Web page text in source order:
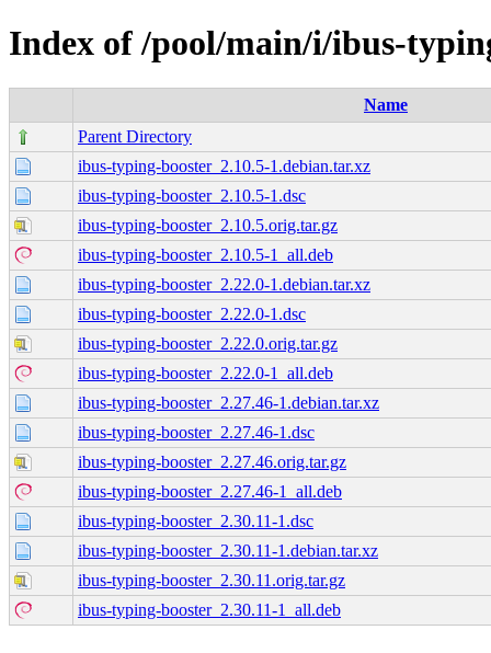
Index of /pool/main/i/ibus-
Name
Parent Directory
ibus-typing-booster_2.10.5-1.debian.tar.xz
ibus-typing-booster_2.10.5-1.dsc
ibus-typing-booster_2.10.5.orig.tar.gz
ibus-typing-booster_2.10.5-1_all.deb
ibus-typing-booster_2.22.0-1.debian.tar.xz
ibus-typing-booster_2.22.0-1.dsc
ibus-typing-booster_2.22.0.orig.tar.gz
ibus-typing-booster_2.22.0-1_all.deb
ibus-typing-booster_2.27.46-1.debian.tar.xz
ibus-typing-booster_2.27.46-1.dsc
ibus-typing-booster_2.27.46.orig.tar.gz
ibus-typing-booster_2.27.46-1_all.deb
ibus-typing-booster_2.30.11-1.dsc
ibus-typing-booster_2.30.11-1.debian.tar.xz
ibus-typing-booster_2.30.11.orig.tar.gz
ibus-typing-booster_2.30.11-1_all.deb